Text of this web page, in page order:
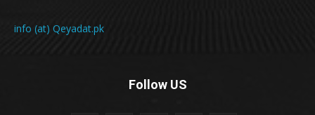
info (at) Qeyadat.pk
Follow US